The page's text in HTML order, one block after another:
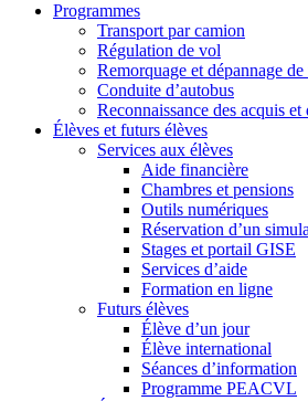
Programmes
Transport par camion
Régulation de vol
Remorquage et dépannage
Conduite d’autobus
Reconnaissance des acquis
Élèves et futurs élèves
Services aux élèves
Aide financière
Chambres et pensions
Outils numériques
Réservation d’un
Stages et portail GISE
Services d’aide
Formation en ligne
Futurs élèves
Élève d’un jour
Élève international
Séances d’information
Programme PEACVL